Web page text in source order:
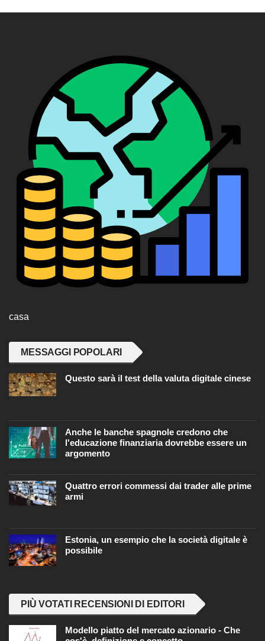
casa
MESSAGGI POPOLARI
Questo sarà il test della valuta digitale cinese
Anche le banche spagnole credono che
l'educazione finanziaria dovrebbe essere un
argomento
Quattro errori commessi dai trader alle prime
armi
Estonia, un esempio che la società digitale è
possibile
PIÙ VOTATI RECENSIONI DI EDITORI
Modello piatto del mercato azionario - Che